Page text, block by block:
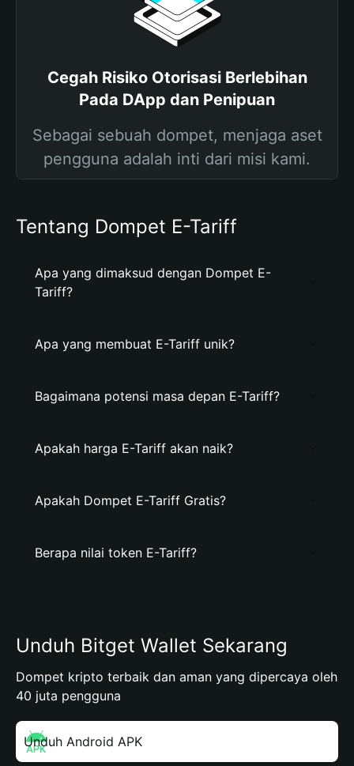
Cegah Risiko Otorisasi Berlebihan
Pada DApp dan Penipuan
Sebagai sebuah dompet, menjaga aset
pengguna adalah inti dari misi kami.
Tentang Dompet E-Tariff
Apa yang dimaksud dengan Dompet E-
Tariff?
Apa yang membuat E-Tariff unik?
Bagaimana potensi masa depan E-Tariff?
Apakah harga E-Tariff akan naik?
Apakah Dompet E-Tariff Gratis?
Berapa nilai token E-Tariff?
Unduh Bitget Wallet Sekarang
Dompet kripto terbaik dan aman yang dipercaya oleh
40 juta pengguna
Unduh Android APK